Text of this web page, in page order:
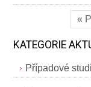
«
KATEGORIE
Případové